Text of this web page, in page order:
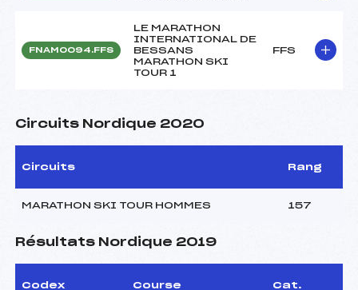
FNAM0094.FFS
LE MARATHON
INTERNATIONAL DE
BESSANS
MARATHON SKI
TOUR 1
FFS
Circuits Nordique 2020
Circuits Rang
MARATHON SKI TOUR HOMMES 157
Résultats Nordique 2019
Codex Course Cat.